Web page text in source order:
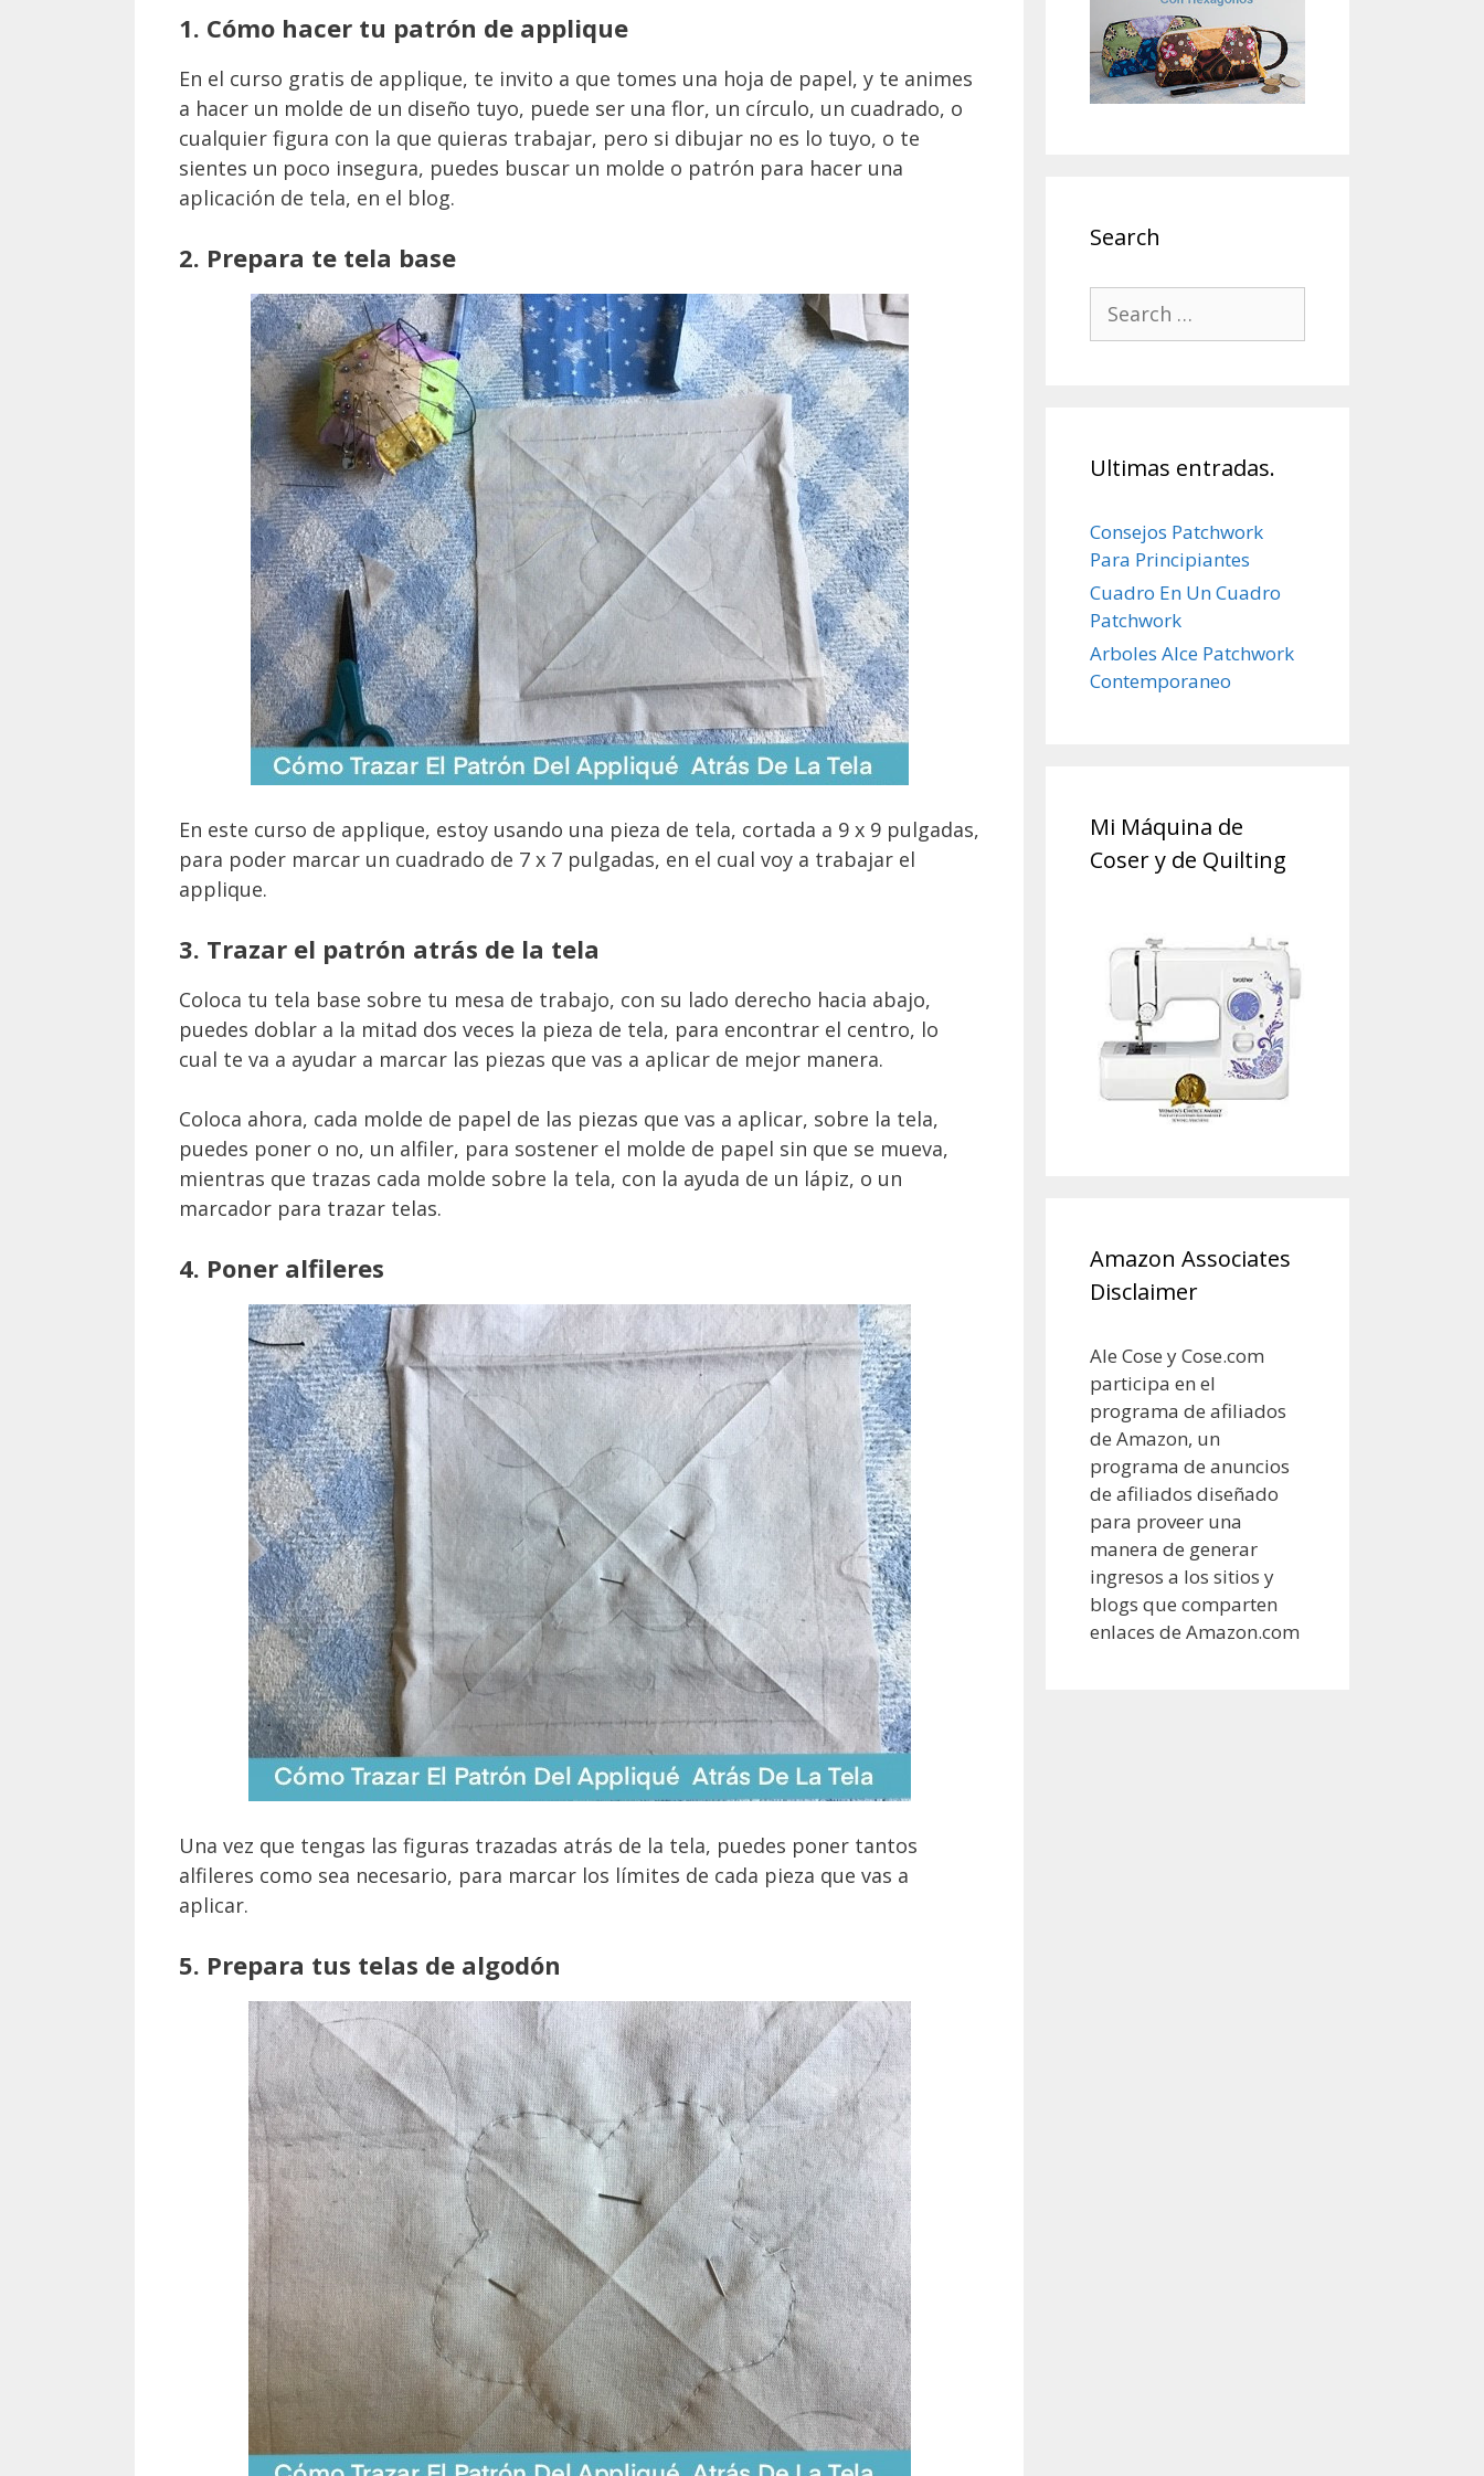
1. Cómo hacer tu patrón de applique
En el curso gratis de applique, te invito a que tomes una hoja de papel, y te animes
a hacer un molde de un diseño tuyo, puede ser una flor, un círculo, un cuadrado, o
cualquier figura con la que quieras trabajar, pero si dibujar no es lo tuyo, o te
sientes un poco insegura, puedes buscar un molde o patrón para hacer una
aplicación de tela, en el blog.
2. Prepara te tela base
En este curso de applique, estoy usando una pieza de tela, cortada a 9 x 9 pulgadas,
para poder marcar un cuadrado de 7 x 7 pulgadas, en el cual voy a trabajar el
applique.
3. Trazar el patrón atrás de la tela
Coloca tu tela base sobre tu mesa de trabajo, con su lado derecho hacia abajo,
puedes doblar a la mitad dos veces la pieza de tela, para encontrar el centro, lo
cual te va a ayudar a marcar las piezas que vas a aplicar de mejor manera.
Coloca ahora, cada molde de papel de las piezas que vas a aplicar, sobre la tela,
puedes poner o no, un alfiler, para sostener el molde de papel sin que se mueva,
mientras que trazas cada molde sobre la tela, con la ayuda de un lápiz, o un
marcador para trazar telas.
4. Poner alfileres
Una vez que tengas las figuras trazadas atrás de la tela, puedes poner tantos
alfileres como sea necesario, para marcar los límites de cada pieza que vas a
aplicar.
5. Prepara tus telas de algodón
Search
for:
Ultimas entradas.
Consejos Patchwork
Para Principiantes
Cuadro En Un Cuadro
Patchwork
Arboles Alce Patchwork
Contemporaneo
Mi Máquina de
Coser y de Quilting
Amazon Associates
Disclaimer
Ale Cose y Cose.com
participa en el
programa de afiliados
de Amazon, un
programa de anuncios
de afiliados diseñado
para proveer una
manera de generar
ingresos a los sitios y
blogs que comparten
enlaces de Amazon.com